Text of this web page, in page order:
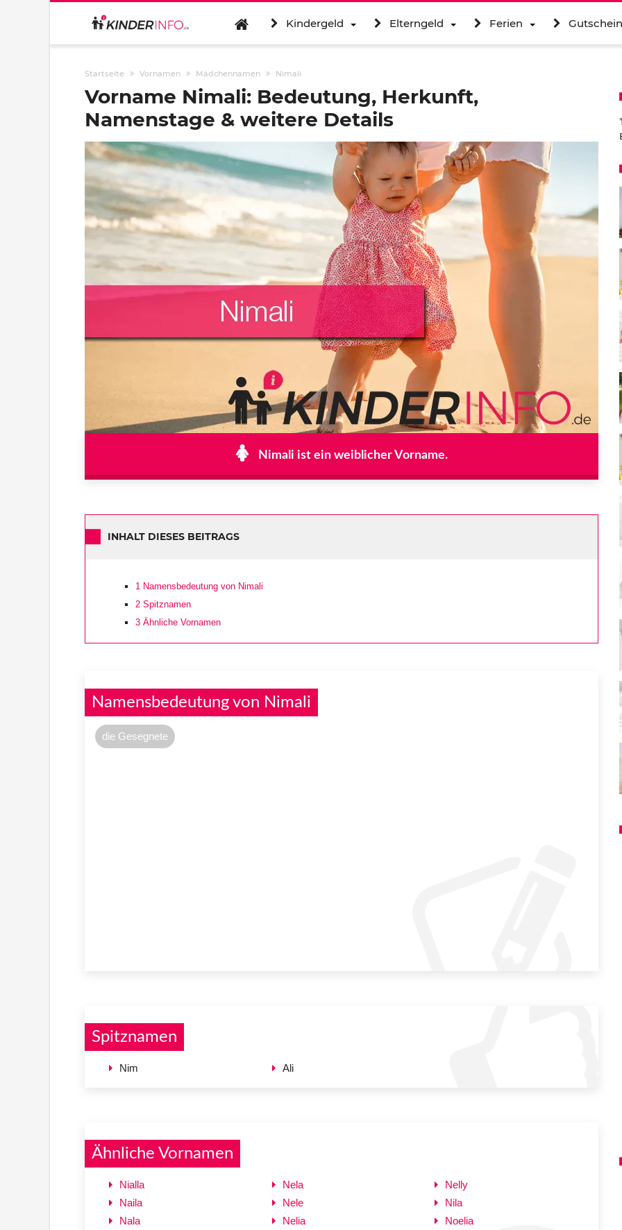
Kindergeld Elterngeld Ferien
Startseite Vornamen Mädchennamen Nimali
Vorname Nimali: Bedeutung, Herkunft,
Namenstage & weitere Details
Nimali ist ein weiblicher Vorname.
INHALT DIESES BEITRAGS
1 Namensbedeutung von Nimali
2 Spitznamen
3 Ähnliche Vornamen
Namensbedeutung von Nimali
die Gesegnete
Spitznamen
Nim Ali
Ähnliche Vornamen
Nialla
Naila
Nala
Nela
Nele
Nelia
Nelly
Nila
Noelia